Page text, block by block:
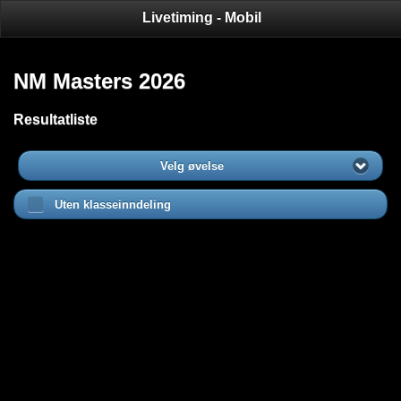
Livetiming - Mobil
NM Masters 2026
Resultatliste
Velg øvelse
Uten klasseinndeling